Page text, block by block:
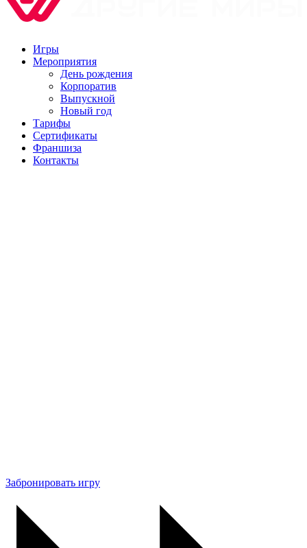
Игры
Мероприятия
День рождения
Корпоратив
Выпускной
Новый год
Тарифы
Сертификаты
Франшиза
Контакты
Забронировать игру